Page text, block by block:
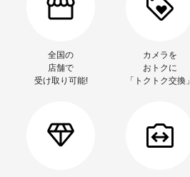
全国の
店舗で
受け取り可能!
カメラを
おトクに
「トクトク交換」